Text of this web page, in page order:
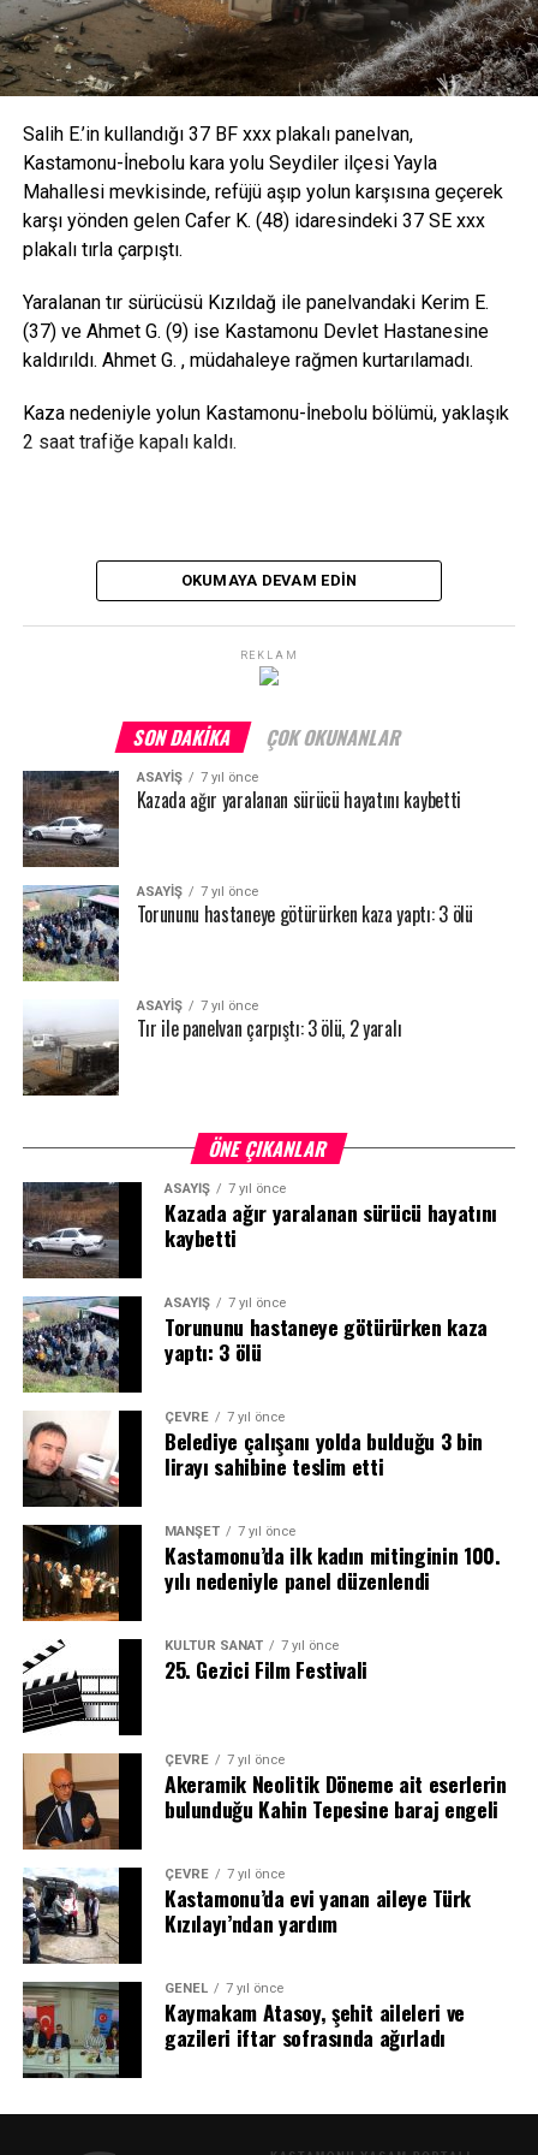
Salih E.’in kullandığı 37 BF xxx plakalı panelvan,
Kastamonu-İnebolu kara yolu Seydiler ilçesi Yayla
Mahallesi mevkisinde, refüjü aşıp yolun karşısına geçerek
karşı yönden gelen Cafer K. (48) idaresindeki 37 SE xxx
plakalı tırla çarpıştı.
Yaralanan tır sürücüsü Kızıldağ ile panelvandaki Kerim E.
(37) ve Ahmet G. (9) ise Kastamonu Devlet Hastanesine
kaldırıldı. Ahmet G. , müdahaleye rağmen kurtarılamadı.
Kaza nedeniyle yolun Kastamonu-İnebolu bölümü, yaklaşık
2 saat trafiğe kapalı kaldı.
OKUMAYA DEVAM EDIN
REKLAM
SON DAKIKA ÇOK OKUNANLAR
ASAYİŞ 7 yıl önce
Kazada ağır yaralanan sürücü hayatını kaybetti
ASAYİŞ 7 yıl önce
Torununu hastaneye götürürken kaza yaptı: 3 ölü
ASAYİŞ 7 yıl önce
Tır ile panelvan çarpıştı: 3 ölü, 2 yaralı
ÖNE ÇIKANLAR
ASAYİŞ 7 yıl önce
Kazada ağır yaralanan sürücü hayatını
kaybetti
ASAYİŞ 7 yıl önce
Torununu hastaneye götürürken kaza
yaptı: 3 ölü
ÇEVRE 7 yıl önce
Belediye çalışanı yolda bulduğu 3 bin
lirayı sahibine teslim etti
MANŞET 7 yıl önce
Kastamonu’da ilk kadın mitinginin 100.
yılı nedeniyle panel düzenlendi
KÜLTÜR SANAT 7 yıl önce
25. Gezici Film Festivali
ÇEVRE 7 yıl önce
Akeramik Neolitik Döneme ait eserlerin
bulunduğu Kahin Tepesine baraj engeli
ÇEVRE 7 yıl önce
Kastamonu’da evi yanan aileye Türk
Kızılayı’ndan yardım
GENEL 7 yıl önce
Kaymakam Atasoy, şehit aileleri ve
gazileri iftar sofrasında ağırladı